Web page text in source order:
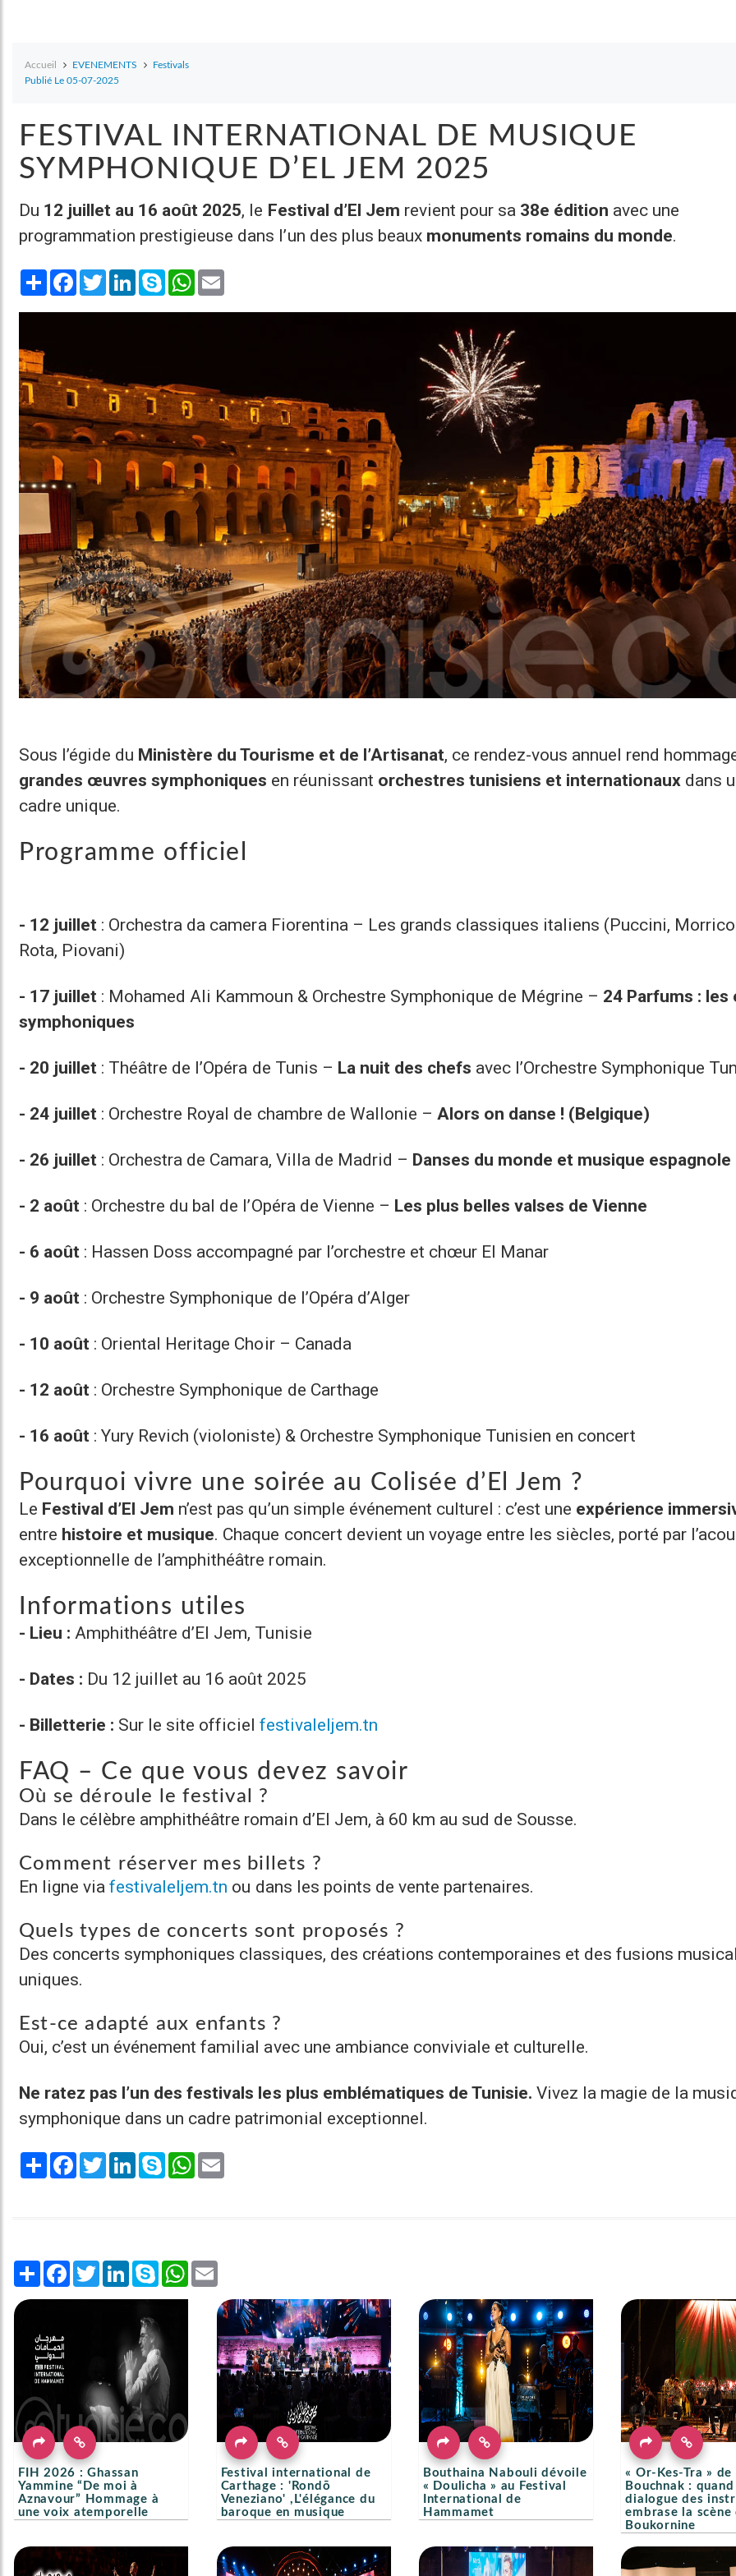
Accueil EVENEMENTS
Festivals
Publié Le 05-07-2025
FESTIVAL INTERNATIONAL DE MUSIQUE
SYMPHONIQUE D’EL JEM 2025
Du 12 juillet au 16 août 2025, le Festival d’El Jem revient pour sa 38e édition avec une
programmation prestigieuse dans l’un des plus beaux monuments romains du monde.
Share Facebook
TwitterLinkedInSkype WhatsApp
Sous l’égide du Ministère du Tourisme et de l’Artisanat, ce rendez-vous annuel rend
grandes œuvres symphoniques en réunissant orchestres tunisiens et internationaux dans
cadre unique.
Programme officiel
- 12 juillet : Orchestra da camera Fiorentina – Les grands classiques italiens (Puccini,
Rota, Piovani)
- 17 juillet : Mohamed Ali Kammoun & Orchestre Symphonique de Mégrine – 24 Parfums : les
symphoniques
- 20 juillet : Théâtre de l’Opéra de Tunis – La nuit des chefs avec l’Orchestre Symphonique
- 24 juillet : Orchestre Royal de chambre de Wallonie – Alors on danse ! (Belgique)
- 26 juillet : Orchestra de Camara, Villa de Madrid – Danses du monde et musique espagnole
- 2 août : Orchestre du bal de l’Opéra de Vienne – Les plus belles valses de Vienne
- 6 août : Hassen Doss accompagné par l’orchestre et chœur El Manar
- 9 août : Orchestre Symphonique de l’Opéra d’Alger
- 10 août : Oriental Heritage Choir – Canada
- 12 août : Orchestre Symphonique de Carthage
- 16 août : Yury Revich (violoniste) & Orchestre Symphonique Tunisien en concert
Pourquoi vivre une soirée au Colisée d’El Jem ?
Le Festival d’El Jem n’est pas qu’un simple événement culturel : c’est une expérience
entre histoire et musique. Chaque concert devient un voyage entre les siècles, porté par
exceptionnelle de l’amphithéâtre romain.
Informations utiles
- Lieu : Amphithéâtre d’El Jem, Tunisie
- Dates : Du 12 juillet au 16 août 2025
- Billetterie : Sur le site officiel festivaleljem.tn
FAQ – Ce que vous devez savoir
Où se déroule le festival ?
Dans le célèbre amphithéâtre romain d’El Jem, à 60 km au sud de Sousse.
Comment réserver mes billets ?
En ligne viafestivaleljem.tn ou dans les points de vente partenaires.
Quels types de concerts sont proposés ?
Des concerts symphoniques classiques, des créations contemporaines et des fusions
uniques.
Est-ce adapté aux enfants ?
Oui, c’est un événement familial avec une ambiance conviviale et culturelle.
Ne ratez pas l’un des festivals les plus emblématiques de Tunisie. Vivez la magie de la
symphonique dans un cadre patrimonial exceptionnel.
Share Facebook
TwitterLinkedInSkype WhatsApp
Share Facebook
TwitterLinkedInSkype WhatsApp
FIH 2026 : Ghassan
Yammine “De moi à
Aznavour” Hommage à
une voix atemporelle
Festival international de
Carthage : 'Rondō
Veneziano' ,L'élégance du
baroque en musique
Bouthaina Nabouli dévoile
« Doulicha » au Festival
International de
Hammamet
« Or-Kes-Tra » de
Bouchnak :
dialogue des
embrase la scène
Boukornine